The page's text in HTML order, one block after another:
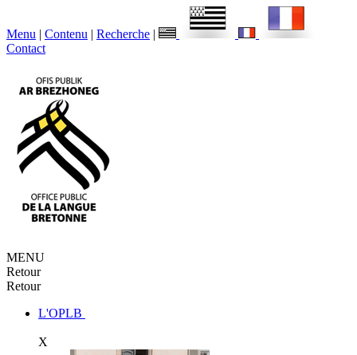
Menu | Contenu | Recherche |
Contact
MENU
Retour
Retour
L'OPLB
X